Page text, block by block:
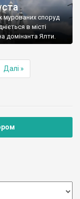
мурованих споруд
в місті
домінанта Ялти.
Далі »